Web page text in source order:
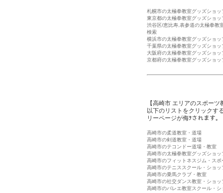
札幌市の太極拳教室グッズショッ
東京都の太極拳教室グッズショッ
渋谷区/恵比寿,表参道の太極拳教
検索
横浜市の太極拳教室グッズショッ
千葉県の太極拳教室グッズショッ
大阪府の太極拳教室グッズショッ
京都府の太極拳教室グッズショッ
【高崎市 エリアのスポー
以下のリストをクリックす
リーページが侮ｦされます。
高崎市の柔道教室・道場
高崎市の剣道教室・道場
高崎市のテコンドー道場・教室
高崎市の太極拳教室グッズショッ
高崎市のフィットネスジム・スポ
高崎市のテニススクール・ショッ
高崎市の乗馬クラブ・教室
高崎市の社交ダンス教室・ショッ
高崎市のバレエ教室スクール・シ